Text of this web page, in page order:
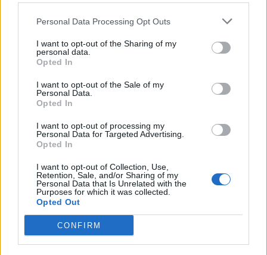
Personal Data Processing Opt Outs
I want to opt-out of the Sharing of my
personal data.
Opted In
I want to opt-out of the Sale of my
Personal Data.
Opted In
I want to opt-out of processing my
Personal Data for Targeted Advertising.
Opted In
I want to opt-out of Collection, Use,
Retention, Sale, and/or Sharing of my
Personal Data that Is Unrelated with the
Purposes for which it was collected.
Opted Out
CONFIRM
Ελλάδα
κονσέρβες τόνου
30 Οκτωβρίου 2024 09:29